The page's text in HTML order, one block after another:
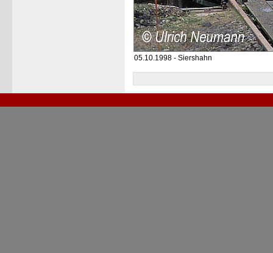
05.10.1998 - Siershahn